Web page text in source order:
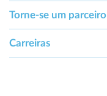
Torne-se um parceiro
Carreiras